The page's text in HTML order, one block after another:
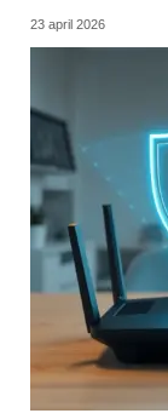
23 april 2026